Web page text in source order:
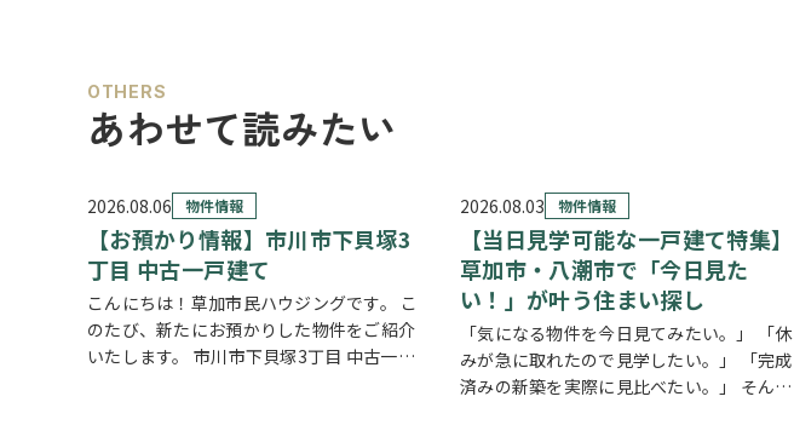
OTHERS
あわせて読みたい
2026.08.06 物件情報
【お預かり情報】市川市下貝塚3
丁目 中古一戸建て
こんにちは！草加市民ハウジングです。 こ
のたび、新たにお預かりした物件をご紹介
いたします。 市川市下貝塚3丁目 中古一戸
2026.08.03 物件情報
【当日見学可能な一戸建て特集】
草加市・八潮市で「今日見た
い！」が叶う住まい探し
「気になる物件を今日見てみたい。」 「休
みが急に取れたので見学したい。」 「完成
済みの新築を実際に見比べたい。」 そんな